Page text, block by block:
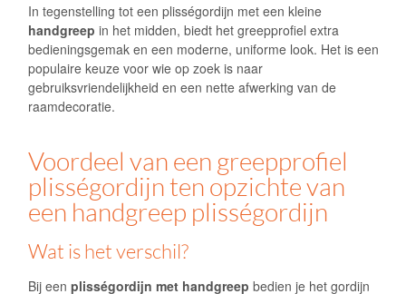
In tegenstelling tot een plisségordijn met een kleine
handgreep in het midden, biedt het greepprofiel extra
bedieningsgemak en een moderne, uniforme look. Het is een
populaire keuze voor wie op zoek is naar
gebruiksvriendelijkheid en een nette afwerking van de
raamdecoratie.
Voordeel van een greepprofiel
plisségordijn ten opzichte van
een handgreep plisségordijn
Wat is het verschil?
Bij een plisségordijn met handgreep bedien je het gordijn